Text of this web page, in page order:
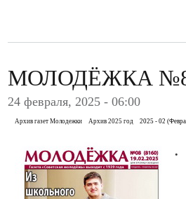
МОЛОДЁЖКА №8
24 февраля, 2025 - 06:00
Архив газет Молодежки Архив 2025 год 2025 - 02
.